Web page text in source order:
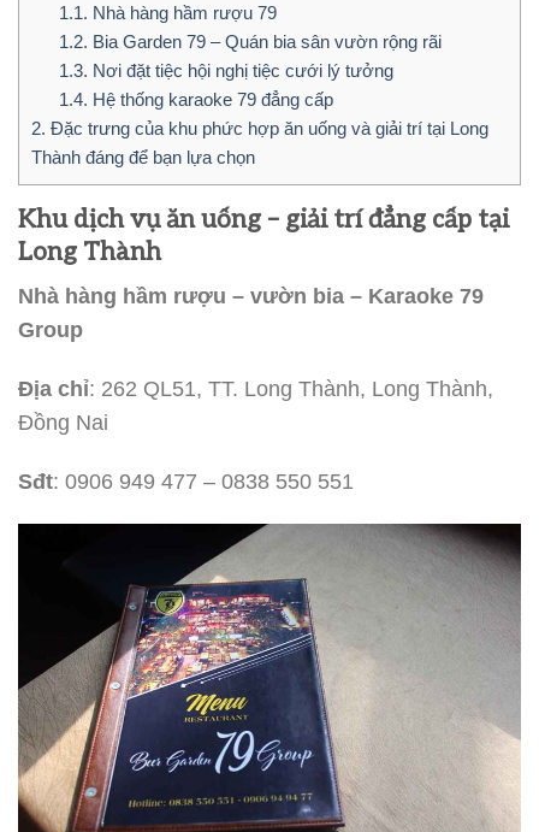
1.1. Nhà hàng hầm rượu 79
1.2. Bia Garden 79 – Quán bia sân vườn rộng rãi
1.3. Nơi đặt tiệc hội nghị tiệc cưới lý tưởng
1.4. Hệ thống karaoke 79 đẳng cấp
2. Đặc trưng của khu phức hợp ăn uống và giải trí tại Long
Thành đáng để bạn lựa chọn
Khu dịch vụ ăn uống – giải trí đẳng cấp tại
Long Thành
Nhà hàng hầm rượu – vườn bia – Karaoke 79
Group
Địa chỉ: 262 QL51, TT. Long Thành, Long Thành,
Đồng Nai
Sđt: 0906 949 477 – 0838 550 551